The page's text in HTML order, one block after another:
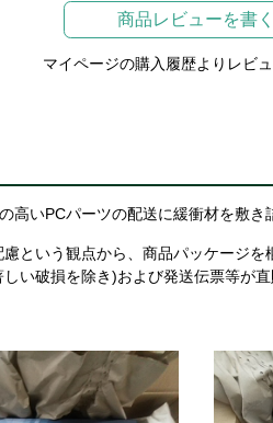
商品レビューを書く
マイページの購入履歴よりレビ
いPCパーツの配送に緩衝材を敷
という観点から、商品パッケージ
い破損を除き)および発送伝票等が